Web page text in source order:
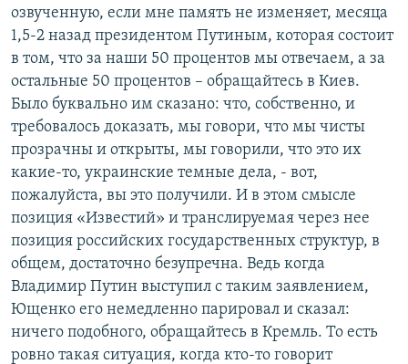
озвученную, если мне память не изменяет, месяца
1,5-2 назад президентом Путиным, которая состоит
в том, что за наши 50 процентов мы отвечаем, а за
остальные 50 процентов – обращайтесь в Киев.
Было буквально им сказано: что, собственно, и
требовалось доказать, мы говори, что мы чисты
прозрачны и открыты, мы говорили, что это их
какие-то, украинские темные дела, - вот,
пожалуйста, вы это получили. И в этом смысле
позиция «Известий» и транслируемая через нее
позиция российских государственных структур, в
общем, достаточно безупречна. Ведь когда
Владимир Путин выступил с таким заявлением,
Ющенко его немедленно парировал и сказал:
ничего подобного, обращайтесь в Кремль. То есть
ровно такая ситуация, когда кто-то говорит